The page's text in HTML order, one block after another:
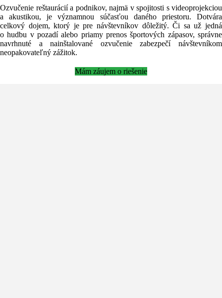
Ozvučenie reštaurácií a podnikov, najmä v spojitosti s videoprojekciou
a akustikou, je významnou súčasťou daného priestoru. Dotvára
celkový dojem, ktorý je pre návštevníkov dôležitý. Či sa už jedná
o hudbu v pozadí alebo priamy prenos športových zápasov, správne
navrhnuté a nainštalované ozvučenie zabezpečí návštevníkom
neopakovateľný zážitok.
Mám záujem o riešenie